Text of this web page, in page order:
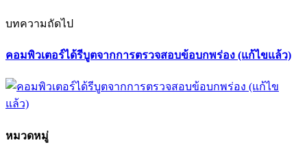
บทความถัดไป
คอมพิวเตอร์ได้รีบูตจากการตรวจสอบข้อบกพร่อง (แก้ไขแล้ว)
หมวดหมู่